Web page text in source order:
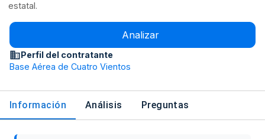
estatal.
Analizar
Perfil del contratante
Base Aérea de Cuatro Vientos
Información Análisis Preguntas